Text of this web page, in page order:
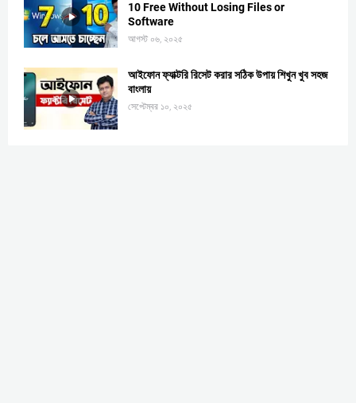
10 Free Without Losing Files or
Software
আগস্ট ০৬, ২০২৫
আইফোন ফ্যাক্টরি রিসেট করার সঠিক উপায় শিখুন খুব সহজ
বাংলায়
সেপ্টেম্বর ১০, ২০২৫